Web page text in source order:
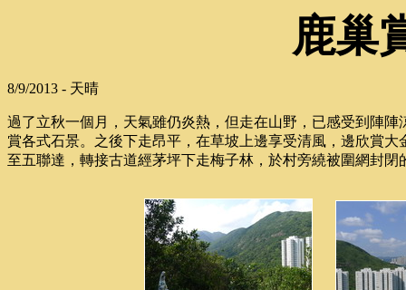
鹿巢
8/9/2013 - 天晴
過了立秋一個月，天氣雖仍炎熱，但走在山野，已感受到陣
賞各式石景。之後下走昂平，在草坡上邊享受清風，邊欣賞
至五聯達，轉接古道經茅坪下走梅子林，於村旁繞被圍網封